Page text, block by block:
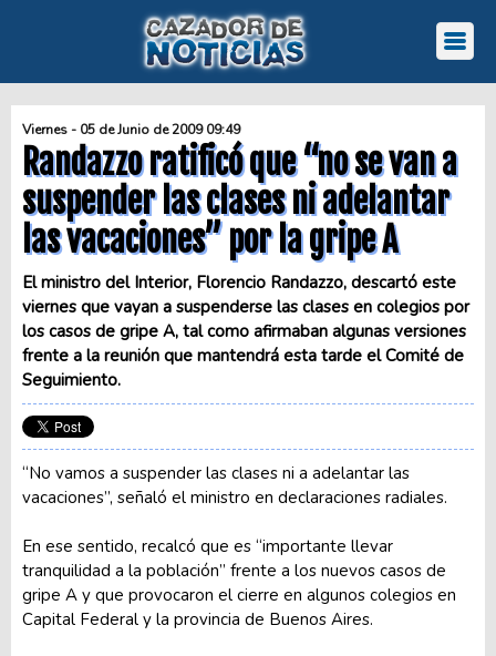
Viernes - 05 de Junio de 2009 09:49
Randazzo ratificó que “no se van a
suspender las clases ni adelantar
las vacaciones” por la gripe A
El ministro del Interior, Florencio Randazzo, descartó este
viernes que vayan a suspenderse las clases en colegios por
los casos de gripe A, tal como afirmaban algunas versiones
frente a la reunión que mantendrá esta tarde el Comité de
Seguimiento.
“No vamos a suspender las clases ni a adelantar las
vacaciones”, señaló el ministro en declaraciones radiales.
En ese sentido, recalcó que es “importante llevar
tranquilidad a la población” frente a los nuevos casos de
gripe A y que provocaron el cierre en algunos colegios en
Capital Federal y la provincia de Buenos Aires.